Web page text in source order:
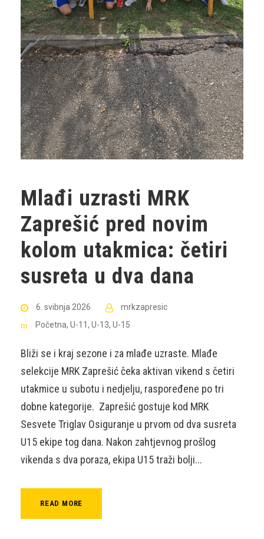
Mlađi uzrasti MRK
Zaprešić pred novim
kolom utakmica: četiri
susreta u dva dana
6. svibnja 2026
mrkzapresic
Početna, U-11 , U-13, U-15
Bliži se i kraj sezone i za mlađe uzraste. Mlađe
selekcije MRK Zaprešić čeka aktivan vikend s četiri
utakmice u subotu i nedjelju, raspoređene po tri
dobne kategorije. Zaprešić gostuje kod MRK
Sesvete Triglav Osiguranje u prvom od dva susreta
U15 ekipe tog dana. Nakon zahtjevnog prošlog
vikenda s dva poraza, ekipa U15 traži bolji...
READ MORE